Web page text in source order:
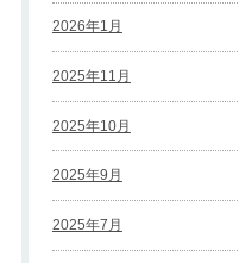
2026年1月
2025年11月
2025年10月
2025年9月
2025年7月